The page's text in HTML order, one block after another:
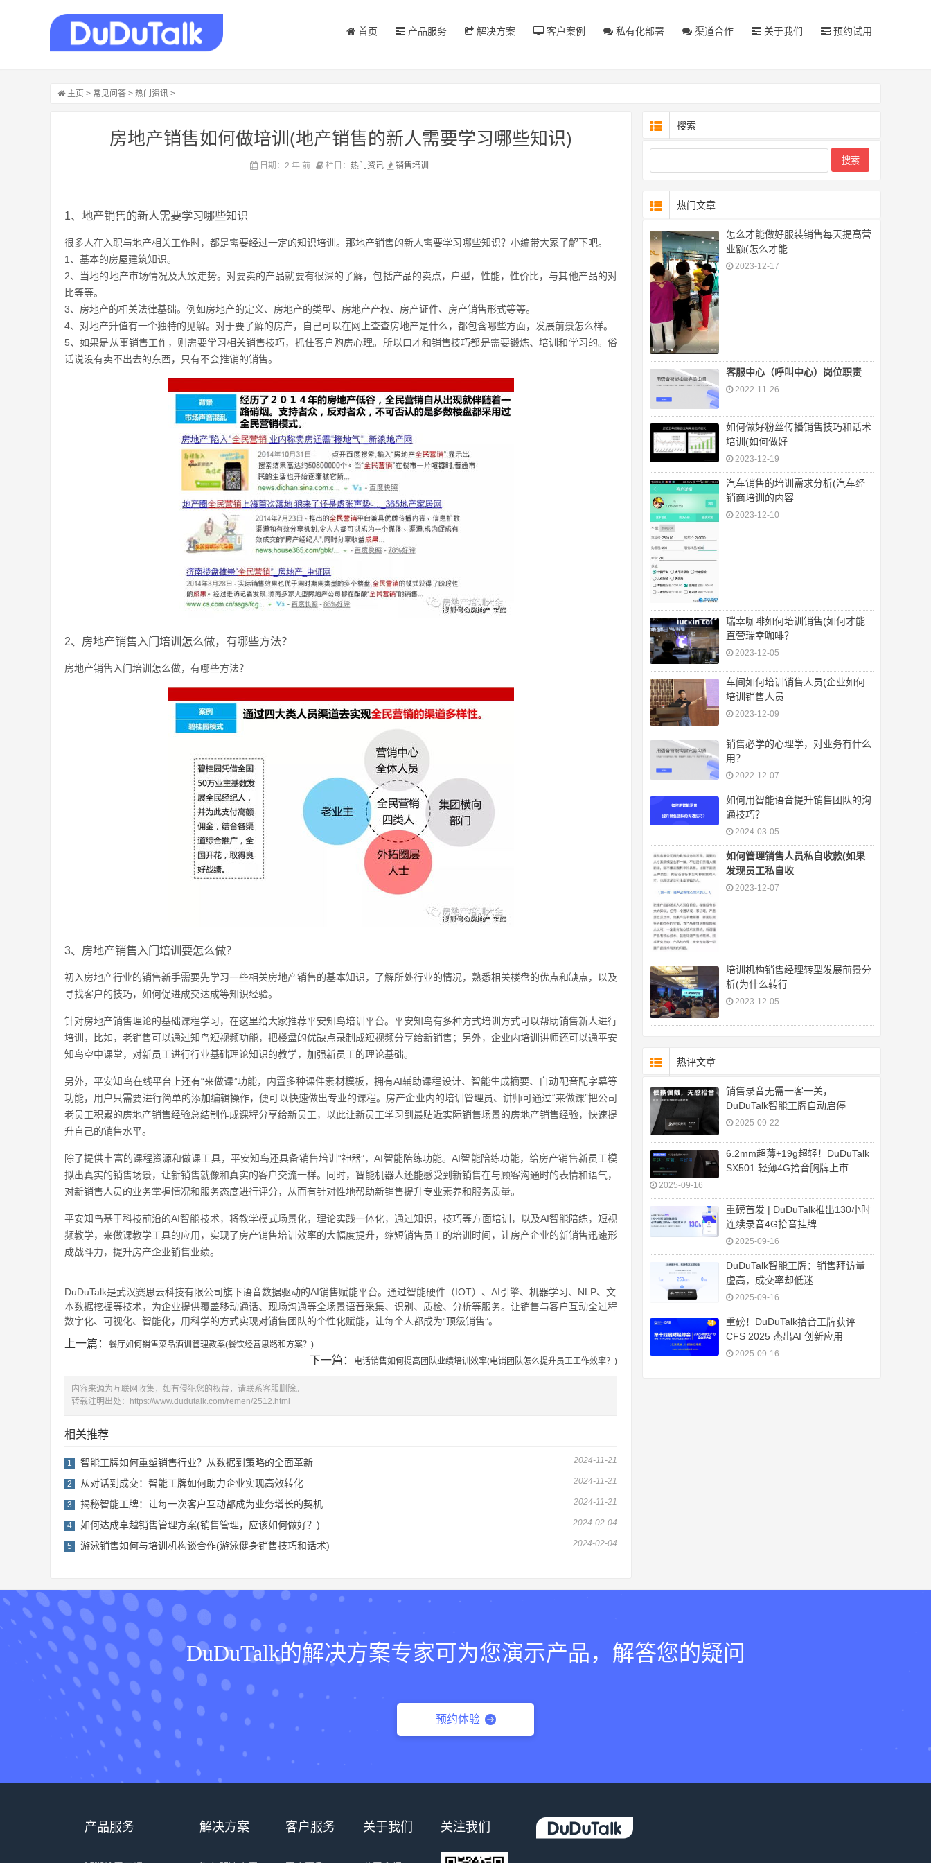
首页 产品服务 解决方案 客户案例 私有化部署 渠道合作 关于我们 预约试用
主页 > 常见问答 > 热门资讯 >
房地产销售如何做培训(地产销售的新人需要学习哪些知识)
日期：2 年 前 栏目： 热门资讯 销售培训
1、地产销售的新人需要学习哪些知识
很多人在入职与地产相关工作时，都是需要经过一定的知识培训。那地产销售的新人需要学习哪些知识？小编带大家了解下吧。
1、基本的房屋建筑知识。
2、当地的地产市场情况及大致走势。对要卖的产品就要有很深的了解，包括产品的卖点，户型，性能，性价比，与其他产品的对
比等等。
3、房地产的相关法律基础。例如房地产的定义、房地产的类型、房地产产权、房产证件、房产销售形式等等。
4、对地产升值有一个独特的见解。对于要了解的房产，自己可以在网上查查房地产是什么，都包含哪些方面，发展前景怎么样。
5、如果是从事销售工作，则需要学习相关销售技巧，抓住客户购房心理。所以口才和销售技巧都是需要锻炼、培训和学习的。俗
话说没有卖不出去的东西，只有不会推销的销售。
2、房地产销售入门培训怎么做，有哪些方法？
房地产销售入门培训怎么做，有哪些方法？
3、房地产销售入门培训要怎么做？
初入房地产行业的销售新手需要先学习一些相关房地产销售的基本知识，了解所处行业的情况，熟悉相关楼盘的优点和缺点，以及
寻找客户的技巧，如何促进成交达成等知识经验。
针对房地产销售理论的基础课程学习，在这里给大家推荐平安知鸟培训平台。平安知鸟有多种方式培训方式可以帮助销售新人进行
培训，比如，老销售可以通过知鸟短视频功能，把楼盘的优缺点录制成短视频分享给新销售；另外，企业内培训讲师还可以通平安
知鸟空中课堂，对新员工进行行业基础理论知识的教学，加强新员工的理论基础。
另外，平安知鸟在线平台上还有“来做课”功能，内置多种课件素材模板，拥有AI辅助课程设计、智能生成摘要、自动配音配字幕等
功能，用户只需要进行简单的添加编辑操作，便可以快速做出专业的课程。房产企业内的培训管理员、讲师可通过“来做课”把公司
老员工积累的房地产销售经验总结制作成课程分享给新员工，以此让新员工学习到最贴近实际销售场景的房地产销售经验，快速提
升自己的销售水平。
除了提供丰富的课程资源和做课工具，平安知鸟还具备销售培训“神器”，AI智能陪练功能。AI智能陪练功能，给房产销售新员工模
拟出真实的销售场景，让新销售就像和真实的客户交流一样。同时，智能机器人还能感受到新销售在与顾客沟通时的表情和语气，
对新销售人员的业务掌握情况和服务态度进行评分，从而有针对性地帮助新销售提升专业素养和服务质量。
平安知鸟基于科技前沿的AI智能技术，将教学模式场景化，理论实践一体化，通过知识，技巧等方面培训，以及AI智能陪练，短视
频教学，来做课教学工具的应用，实现了房产销售培训效率的大幅度提升，缩短销售员工的培训时间，让房产企业的新销售迅速形
成战斗力，提升房产企业销售业绩。
DuDuTalk是武汉赛思云科技有限公司旗下语音数据驱动的AI销售赋能平台。通过智能硬件（IOT）、AI引擎、机器学习、NLP、文
本数据挖掘等技术，为企业提供覆盖移动通话、现场沟通等全场景语音采集、识别、质检、分析等服务。让销售与客户互动全过程
数字化、可视化、智能化，用科学的方式实现对销售团队的个性化赋能，让每个人都成为“顶级销售”。
上一篇： 餐厅如何销售菜品酒训管理教案(餐饮经营思路和方案？)
下一篇： 电话销售如何提高团队业绩培训效率(电销团队怎么提升员工工作效率？)
内容来源为互联网收集，如有侵犯您的权益，请联系客服删除。
转载注明出处：
https://www.dudutalk.com/remen/2512.html
相关推荐
2024-11-21
1 智能工牌如何重塑销售行业？从数据到策略的全面革新
2024-11-21
2 从对话到成交：智能工牌如何助力企业实现高效转化
2024-11-21
3 揭秘智能工牌：让每一次客户互动都成为业务增长的契机
2024-02-04
4 如何达成卓越销售管理方案(销售管理，应该如何做好？)
2024-02-04
5 游泳销售如何与培训机构谈合作(游泳健身销售技巧和话术)
搜索
热门文章
怎么才能做好服装销售每天提高营
业额(怎么才能
2023-12-17
客服中心（呼叫中心）岗位职责
2022-11-26
如何做好粉丝传播销售技巧和话术
培训(如何做好
2023-12-19
汽车销售的培训需求分析(汽车经
销商培训的内容
2023-12-10
瑞幸咖啡如何培训销售(如何才能
直营瑞幸咖啡？
2023-12-05
车间如何培训销售人员(企业如何
培训销售人员
2023-12-09
销售必学的心理学，对业务有什么
用？
2022-12-07
如何用智能语音提升销售团队的沟
通技巧？
2024-03-05
如何管理销售人员私自收款(如果
发现员工私自收
2023-12-07
培训机构销售经理转型发展前景分
析(为什么转行
2023-12-05
热评文章
销售录音无需一客一关，
DuDuTalk智能工牌自动启停
2025-09-22
6.2mm超薄+19g超轻！DuDuTalk
SX501 轻薄4G拾音胸牌上市
2025-09-16
重磅首发 | DuDuTalk推出130小时
连续录音4G拾音挂牌
2025-09-16
DuDuTalk智能工牌：销售拜访量
虚高，成交率却低迷
2025-09-16
重磅！DuDuTalk拾音工牌获评
CFS 2025 杰出AI 创新应用
2025-09-16
DuDuTalk的解决方案专家可为您演示产品，解答您的疑问
预约体验
产品服务 解决方案 客户服务 关于我们 关注我们